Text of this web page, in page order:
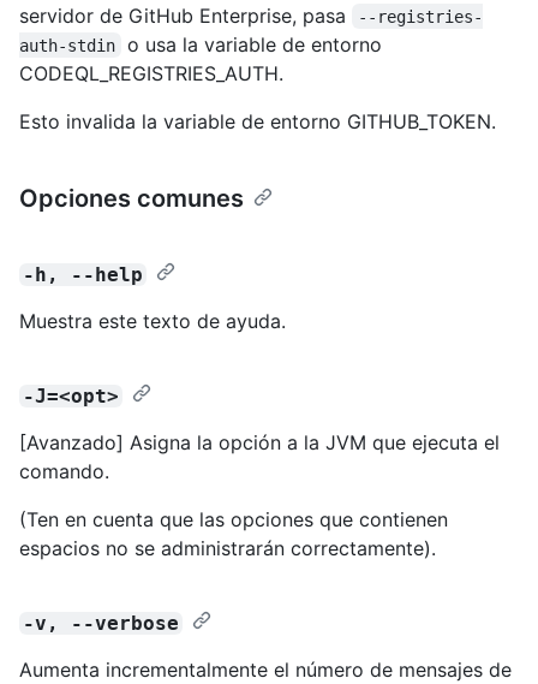
servidor de GitHub Enterprise, pasa
--registries-
auth-stdin
o usa la variable de entorno
CODEQL_REGISTRIES_AUTH.
Esto invalida la variable de entorno GITHUB_TOKEN.
Opciones comunes
-h, --help
Muestra este texto de ayuda.
-J=<opt>
[Avanzado] Asigna la opción a la JVM que ejecuta el
comando.
(Ten en cuenta que las opciones que contienen
espacios no se administrarán correctamente).
-v, --verbose
Aumenta incrementalmente el número de mensajes de